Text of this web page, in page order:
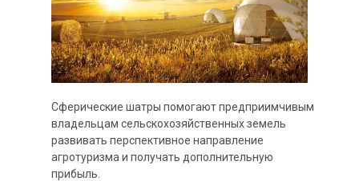
Сферические шатры помогают предприимчивым
владельцам сельскохозяйственных земель
развивать перспективное направление
агротуризма и получать дополнительную
прибыль.